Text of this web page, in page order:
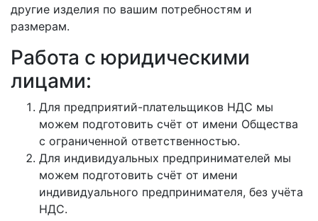
другие изделия по вашим потребностям и
размерам.
Работа с юридическими
лицами:
Для предприятий-плательщиков НДС мы
можем подготовить счёт от имени Общества
с ограниченной ответственностью.
Для индивидуальных предпринимателей мы
можем подготовить счёт от имени
индивидуального предпринимателя, без учёта
НДС.